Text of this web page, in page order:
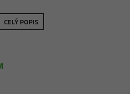
CELÝ POPIS